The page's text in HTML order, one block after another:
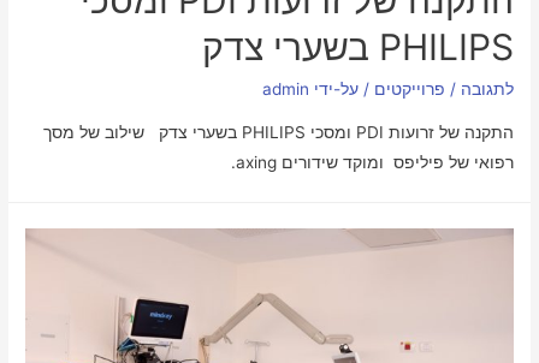
PHILIPS בשערי צדק
לתגובה / פרוייקטים / על-ידי admin
התקנה של זרועות PDI ומסכי PHILIPS בשערי צדק שילוב של מסך
רפואי של פיליפס ומוקד שידורים axing.